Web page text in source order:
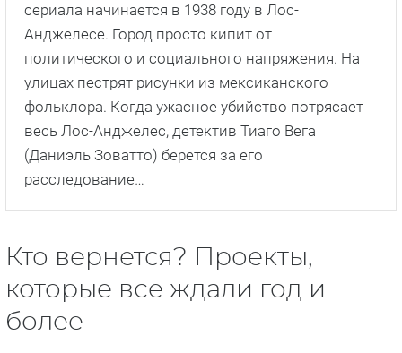
сериала начинается в 1938 году в Лос-
Анджелесе. Город просто кипит от
политического и социального напряжения. На
улицах пестрят рисунки из мексиканского
фольклора. Когда ужасное убийство потрясает
весь Лос-Анджелес, детектив Тиаго Вега
(Даниэль Зоватто) берется за его
расследование…
Кто вернется? Проекты,
которые все ждали год и
более